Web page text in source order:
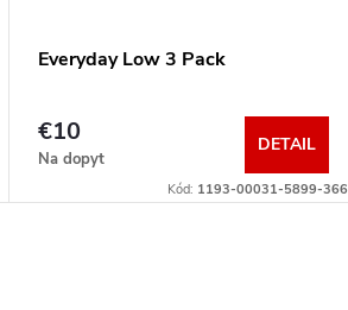
Everyday Low 3 Pack
€10
Na dopyt
DETAIL
Kód: 1193-00031-5899-366